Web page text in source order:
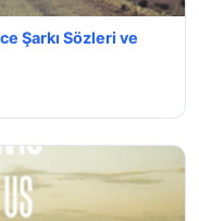
Şarkı Sözleri ve